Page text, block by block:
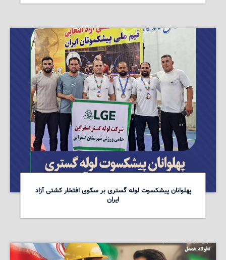
پهلوانان پیشکسوت لوله گستری بر سکوی افتخار کشتی آزاد
ایران